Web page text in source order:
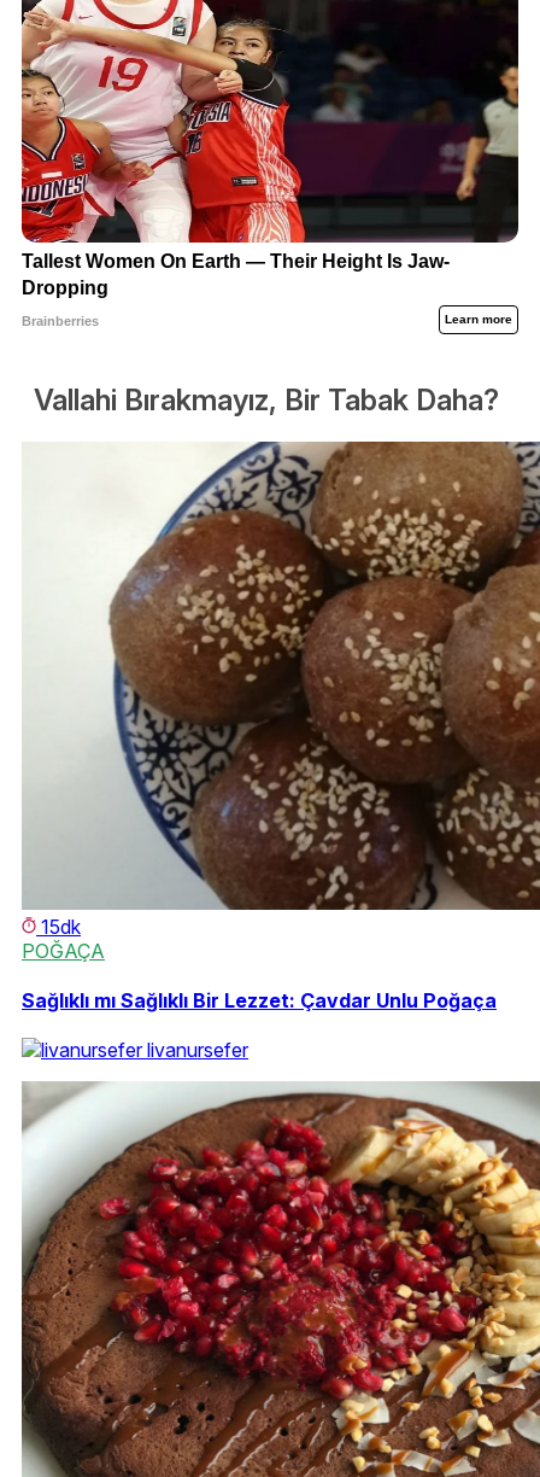
Vallahi Bırakmayız, Bir Tabak Daha?
15dk
POĞAÇA
Sağlıklı mı Sağlıklı Bir Lezzet: Çavdar Unlu Poğaça
livanursefer